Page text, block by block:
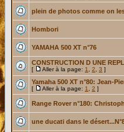
plein de photos comme on
Hombori
YAMAHA 500 XT n°76
CONSTRUCTION D UNE
[ Aller à la page: 1 2 3 ]
Yamaha 500 XT n°80: Jean-
[ Aller à la page: 1 2 ]
Range Rover n°180:
une ducati dans le